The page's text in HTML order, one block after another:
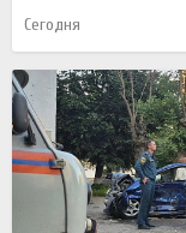
Сегодня